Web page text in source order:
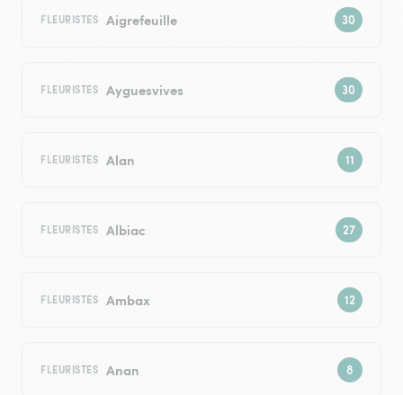
FLEURISTES Aigrefeuille
FLEURISTES Ayguesvives
FLEURISTES Alan
FLEURISTES Albiac
FLEURISTES Ambax
FLEURISTES Anan